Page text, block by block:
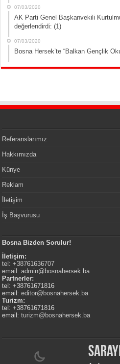
07/03/2020
AK Parti Genel Başkanvekili
değerlendirdi: (1)
07/03/2020
Bosna Hersek’te “Balkan Gençlik
Referanslarımız
Hakkımızda
Künye
Reklam
İletişim
İş Başvurusu
Bosna Bizden Sorulur!
İletişim:
tel: +38761636707
email:admin@bosnahersek.ba
Partnerler:
tel: +38761671816
email:editor@bosnahersek.ba
Turizm:
tel: +38761671816
email:turizm@bosnahersek.ba